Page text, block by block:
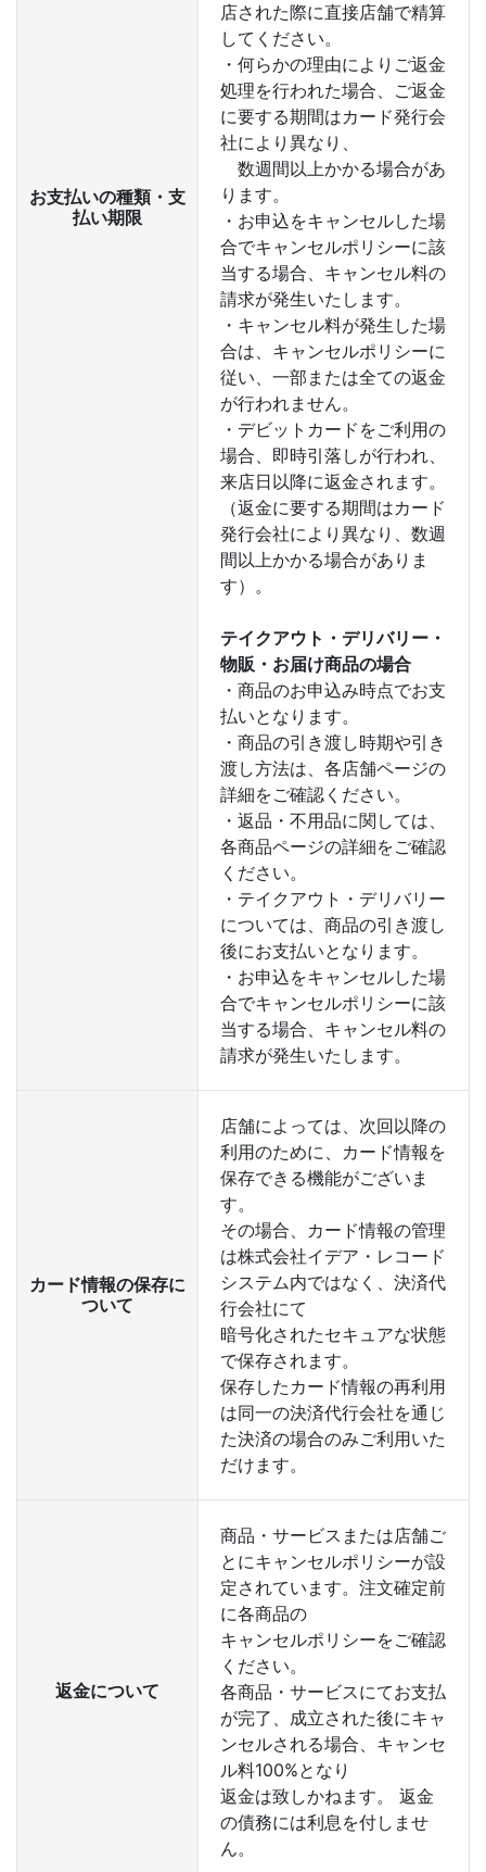
お支払いの種類・支
払い期限
店された際に直接店舗で精算
してください。
・何らかの理由によりご返金
処理を行われた場合、ご返金
に要する期間はカード発行会
社により異なり、
数週間以上かかる場合があ
ります。
・お申込をキャンセルした場
合でキャンセルポリシーに該
当する場合、キャンセル料の
請求が発生いたします。
・キャンセル料が発生した場
合は、キャンセルポリシーに
従い、一部または全ての返金
が行われません。
・デビットカードをご利用の
場合、即時引落しが行われ、
来店日以降に返金されます。
（返金に要する期間はカード
発行会社により異なり、数週
間以上かかる場合がありま
す）。
テイクアウト・デリバリー・
物販・お届け商品の場合
・商品のお申込み時点でお支
払いとなります。
・商品の引き渡し時期や引き
渡し方法は、各店舗ページの
詳細をご確認ください。
・返品・不用品に関しては、
各商品ページの詳細をご確認
ください。
・テイクアウト・デリバリー
については、商品の引き渡し
後にお支払いとなります。
・お申込をキャンセルした場
合でキャンセルポリシーに該
当する場合、キャンセル料の
請求が発生いたします。
カード情報の保存に
ついて
店舗によっては、次回以降の
利用のために、カード情報を
保存できる機能がございま
す。
その場合、カード情報の管理
は株式会社イデア・レコード
システム内ではなく、決済代
行会社にて
暗号化されたセキュアな状態
で保存されます。
保存したカード情報の再利用
は同一の決済代行会社を通じ
た決済の場合のみご利用いた
だけます。
返金について
商品・サービスまたは店舗ご
とにキャンセルポリシーが設
定されています。注文確定前
に各商品の
キャンセルポリシーをご確認
ください。
各商品・サービスにてお支払
が完了、成立された後にキャ
ンセルされる場合、キャンセ
ル料100%となり
返金は致しかねます。 返金
の債務には利息を付しませ
ん。